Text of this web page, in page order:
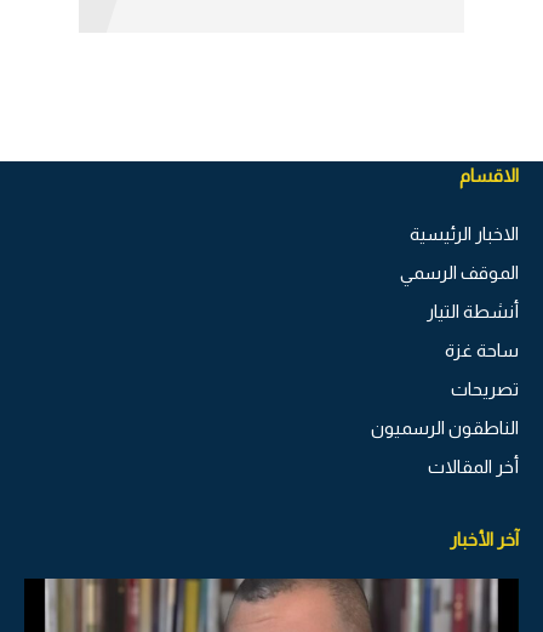
الاقسام
الاخبار الرئيسية
الموقف الرسمي
أنشطة التيار
ساحة غزة
تصريحات
الناطقون الرسميون
أخر المقالات
آخر الأخبار